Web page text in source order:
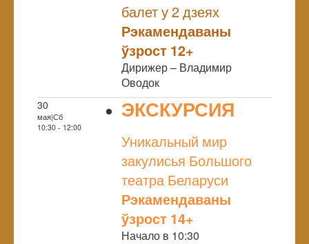
балет у 2 дзеях
Рэкамендаваны
ўзрост 12+
Дирижер – Владимир
Оводок
30
мая|Сб
10:30 - 12:00
ЭКСКУРСИЯ
Уникальный мир
закулисья Большого
театра Беларуси
Рэкамендаваны
ўзрост 14+
Начало в 10:30